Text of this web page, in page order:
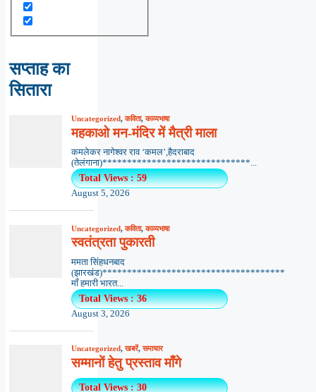
सप्ताह का
सितारा
Uncategorized,कविता,काव्यभाषा
महकाओ मन-मंदिर में मैत्री माला
कमलेकर नागेश्वर राव ‘कमल’,हैदराबाद
(तेलंगाना)******************************...
Total Views : 59
August 5, 2026
Uncategorized,कविता,काव्यभाषा
स्वतंत्रता पुकारती
ममता सिंहधनबाद
(झारखंड)*************************************
माँ हमारी भारत...
Total Views : 36
August 3, 2026
Uncategorized,खबरें,समाचार
सम्मानों हेतु प्रस्ताव माँगे
Total Views : 30